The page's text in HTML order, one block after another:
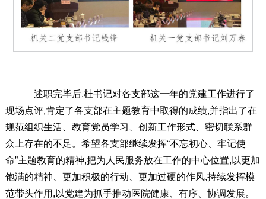
述职完毕后,杜书记对各支部这一年的党建工作进行了
现场点评,肯定了各支部在主题教育中取得的成绩,并指出了在
规范组织生活、教育党员学习、创新工作形式、密切联系群
众上存在的不足。希望各支部继续发挥“不忘初心、牢记使
命”主题教育的精神,把为人民服务放在工作的中心位置,以更加
饱满的精神、更加积极的行动、更加过硬的作风,持续发挥模
范带头作用,以党建为抓手推动医院健康、有序、协调发展。